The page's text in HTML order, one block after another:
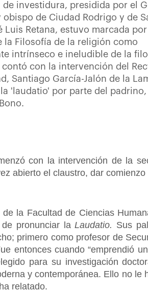
de investidura, presidida por el
obispo de Ciudad Rodrigo y de
Luis Retana, estuvo marcada
la Filosofía de la religión como
intrínseco e ineludible de la
contó con la intervención del
Santiago García-Jalón de la
'laudatio' por parte del padrino,
con la intervención de la
abierto el claustro, dar
de la Facultad de Ciencias
de pronunciar laLaudatio. Sus
primero como profesor de
entonces cuando “emprendió
para su investigación
y contemporánea. Ello no le
relatado.